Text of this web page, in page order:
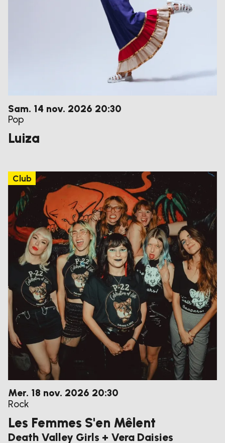
samedi
Sam. 14 novembre
nov. 2026 20:30
Pop
Luiza
Club
mercredi
Mer. 18 novembre
nov. 2026 20:30
Rock
Les Femmes S'en Mêlent
Death Valley Girls + Vera Daisies